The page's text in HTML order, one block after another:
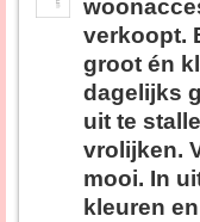
verkoopt.
groot én
dagelijks
uit te
vrolijken.
mooi. In
kleuren